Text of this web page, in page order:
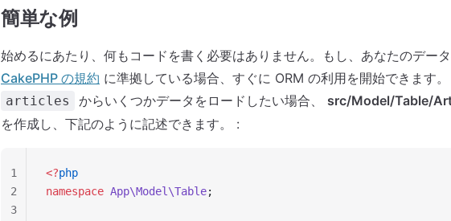
簡単な例
始めるにあたり、何もコードを書く必要はありません。もし、あなたのデー
CakePHP の規約 に準拠している場合、すぐに ORM の利用を開始できます
articles からいくつかデータをロードしたい場合、 src/Model/Table/
を作成し、下記のように記述できます。 :
<?php
namespace App\Model\Table;
1
2
3